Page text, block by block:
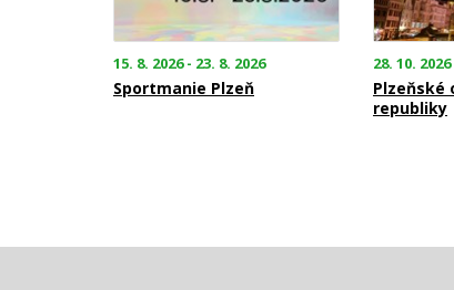
15. 8. 2026 - 23. 8. 2026
Sportmanie Plzeň
28. 10.
Plzeňské
republiky